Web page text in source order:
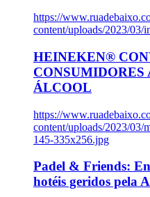
https://
content/uploads/2023/03/
HEINEKEN®
ÁLCOOL
https://
content/uploads/2023/03/
145-335x256.jpg
Padel & Friends:
hotéis geridos pela